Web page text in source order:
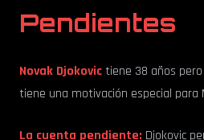
Pendientes
Novak Djokovictiene 38 años
tiene una motivación especial para
La cuenta pendiente: Djokovic